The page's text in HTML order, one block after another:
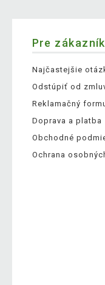
Pre
Najčastejšie
Odstúpiť od
Reklamačný
Doprava a platba
Obchodné
Ochrana